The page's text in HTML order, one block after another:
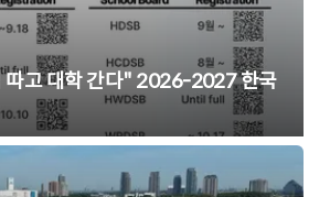
따고 대학 간다" 2026-2027 한국